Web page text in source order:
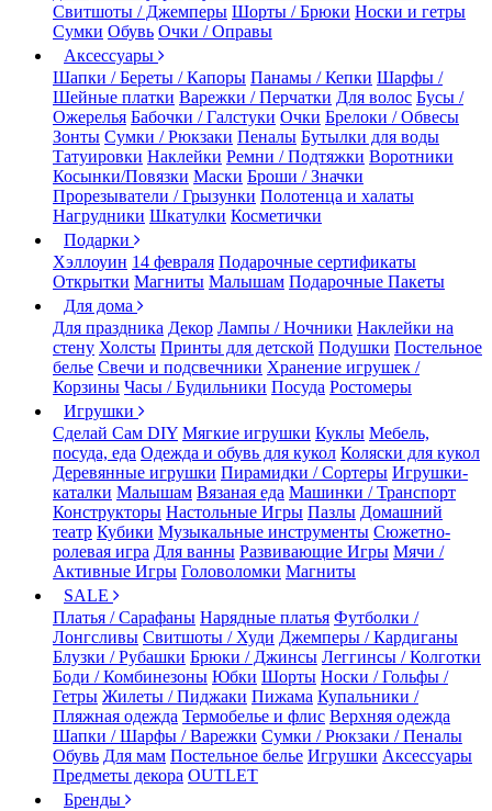
Свитшоты / Джемперы Шорты / Брюки Носки и гетры
Сумки Обувь Очки / Оправы
Аксессуары
Шапки / Береты / Капоры Панамы / Кепки Шарфы /
Шейные платки Варежки / Перчатки Для волос Бусы /
Ожерелья Бабочки / Галстуки Очки Брелоки / Обвесы
Зонты Сумки / Рюкзаки Пеналы Бутылки для воды
Татуировки Наклейки Ремни / Подтяжки Воротники
Косынки/Повязки Маски Броши / Значки
Прорезыватели / Грызунки Полотенца и халаты
Нагрудники Шкатулки Косметички
Подарки
Хэллоуин 14 февраля Подарочные сертификаты
Открытки Магниты Малышам Подарочные Пакеты
Для дома
Для праздника Декор Лампы / Ночники Наклейки на
стену Холсты Принты для детской Подушки Постельное
белье Свечи и подсвечники Хранение игрушек /
Корзины Часы / Будильники Посуда Ростомеры
Игрушки
Сделай Сам DIY Мягкие игрушки Куклы Мебель,
посуда, еда Одежда и обувь для кукол Коляски для кукол
Деревянные игрушки Пирамидки / Сортеры Игрушки-
каталки Малышам Вязаная еда Машинки / Транспорт
Конструкторы Настольные Игры Пазлы Домашний
театр Кубики Музыкальные инструменты Сюжетно-
ролевая игра Для ванны Развивающие Игры Мячи /
Активные Игры Головоломки Магниты
SALE
Платья / Сарафаны Нарядные платья Футболки /
Лонгсливы Свитшоты / Худи Джемперы / Кардиганы
Блузки / Рубашки Брюки / Джинсы Леггинсы / Колготки
Боди / Комбинезоны Юбки Шорты Носки / Гольфы /
Гетры Жилеты / Пиджаки Пижама Купальники /
Пляжная одежда Термобелье и флис Верхняя одежда
Шапки / Шарфы / Варежки Сумки / Рюкзаки / Пеналы
Обувь Для мам Постельное белье Игрушки Аксессуары
Предметы декора OUTLET
Бренды